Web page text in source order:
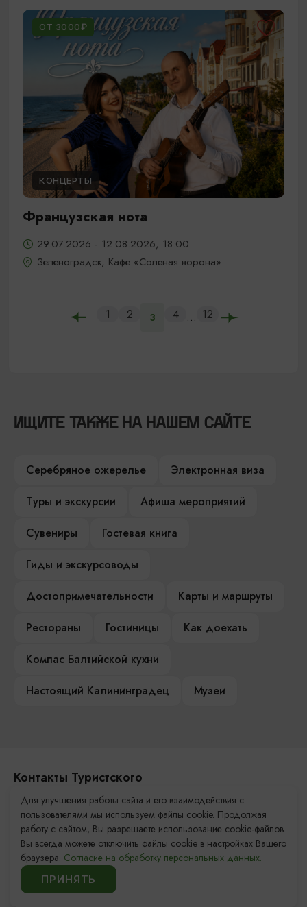
ОТ 3000₽
КОНЦЕРТЫ
Французская нота
29.07.2026 - 12.08.2026, 18:00
Зеленоградск, Кафе «Соленая ворона»
1 2 3 4 ... 12
ИЩИТЕ ТАКЖЕ НА НАШЕМ САЙТЕ
Серебряное ожерелье
Электронная виза
Туры и экскурсии
Афиша мероприятий
Сувениры
Гостевая книга
Гиды и экскурсоводы
Достопримечательности
Карты и маршруты
Рестораны
Гостиницы
Как доехать
Компас Балтийской кухни
Настоящий Калининградец
Музеи
Контакты Туристского
информационного центра
+7 (4012) 555-200
8 (800) 200-55-39
info@visit-kaliningrad.ru
Для улучшения работы сайта и его взаимодействия с
пользователями мы используем файлы cookie. Продолжая
работу с сайтом, Вы разрешаете использование cookie-файлов.
Вы всегда можете отключить файлы cookie в настройках Вашего
браузера. Согласие на обработку персональных данных.
ПРИНЯТЬ